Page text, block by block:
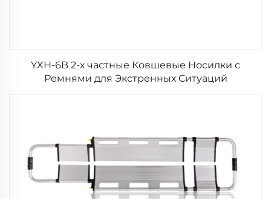
YXH-6B 2-х частные Ковшевые Носилки с
Ремнями для Экстренных Ситуаций